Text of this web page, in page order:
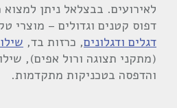
לאירועים. בבצלאל ניתן
דפוס קטנים וגדולים – מוצרי
דגלים ודגלונים, כרזות בד,
(מתקני תצוגה ורול אפים),
והדפסה בטכניקות מתקדמות.